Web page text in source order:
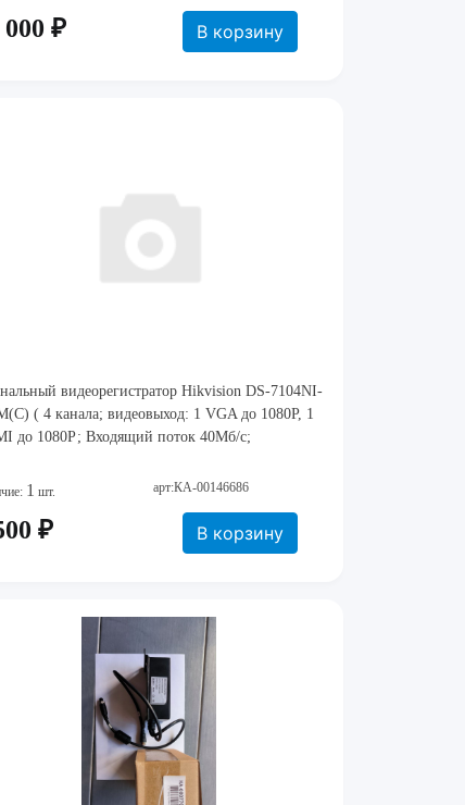
000 ₽ В корзину
видеорегистратор Hikvision DS-7104NI-
( 4 канала; видеовыход: 1 VGA до 1080Р, 1
до 1080Р; Входящий поток 40Мб/с;
1 шт. арт:КА-00146686
₽ В корзину